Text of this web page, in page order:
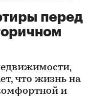
перед
что жизнь на
и